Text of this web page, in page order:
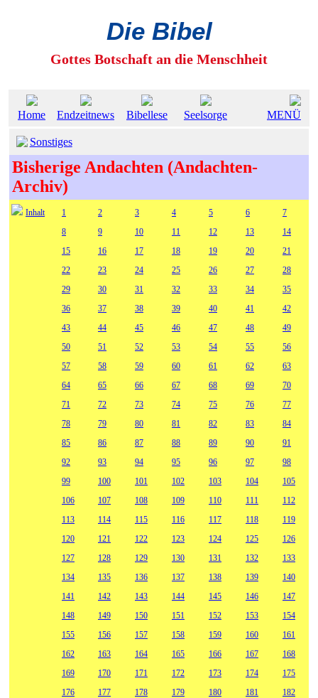
Die Bibel
Gottes Botschaft an die Menschheit
Home Endzeitnews Bibellese Seelsorge MENÜ
Sonstiges
Bisherige Andachten (Andachten-
Archiv)
Inhalt 1 2 3 4 5 6
7
8
9 10 11 12 13
14
15
16 17 18 19 20
21
22
23 24 25 26 27
28
29
30 31 32 33 34
35
36
37 38 39 40 41
42
43
44 45 46 47 48
49
50
51 52 53 54 55
56
57
58 59 60 61 62
63
64
65 66 67 68 69
70
71
72 73 74 75 76
77
78
79 80 81 82 83
84
85
86 87 88 89 90
91
92
93 94 95 96 97
98
99
100 101 102 103 104
105
106
107 108 109 110 111
112
113
114 115 116 117 118
119
120
121 122 123 124 125
126
127
128 129 130 131 132
133
134
135 136 137 138 139
140
141
142 143 144 145 146
147
148
149 150 151 152 153
154
155
156 157 158 159 160
161
162
163 164 165 166 167
168
169
170 171 172 173 174
175
176
177 178 179 180 181
182